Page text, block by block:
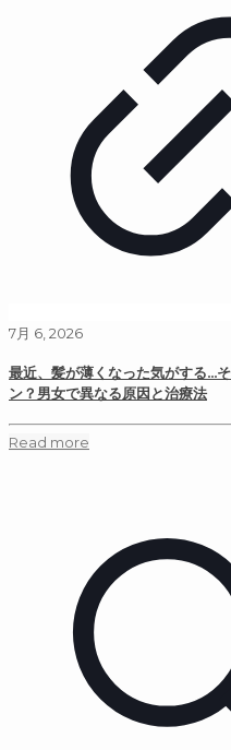
7月 6, 2026
最近、髪が薄くなった気がする…
ン？男女で異なる原因と治療法
Read more